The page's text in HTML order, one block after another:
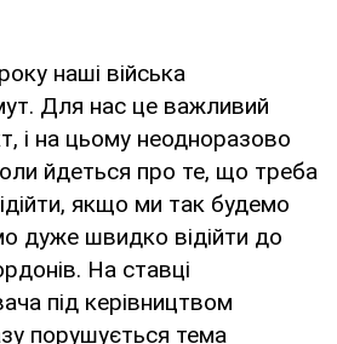
наші війська
Для нас це важливий
і на цьому неодноразово
йдеться про те, що треба
якщо ми так будемо
дуже швидко відійти до
На ставці
під керівництвом
порушується тема